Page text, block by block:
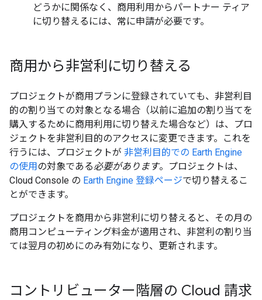
どうかに関係なく、商用利用からパートナー ティア
に切り替えるには、常に申請が必要です。
商用から非営利に切り替える
プロジェクトが商用プランに登録されていても、非営利目
的の割り当ての対象となる場合（以前に追加の割り当てを
購入するために商用利用に切り替えた場合など）は、プロ
ジェクトを非営利目的のアクセスに変更できます。これを
行うには、プロジェクトが 非営利目的での Earth Engine
の使用の対象である必要があります。プロジェクトは、
Cloud Console の Earth Engine 登録ページで切り替えるこ
とができます。
プロジェクトを商用から非営利に切り替えると、その月の
商用コンピューティング料金が適用され、非営利の割り当
ては翌月の初めにのみ有効になり、更新されます。
コントリビューター階層の Cloud 請求